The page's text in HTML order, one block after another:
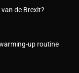
de Brexit?
up routine